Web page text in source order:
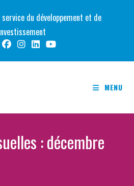
du développement et de
MENU
: décembre